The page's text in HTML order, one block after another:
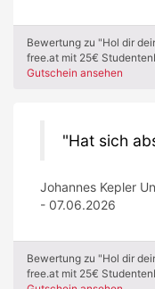
Bewertung zu "Hol dir
free.at mit 25€
Gutschein ansehen
Hat sich
Johannes Kepler
- 07.06.2026
Bewertung zu "Hol dir
free.at mit 25€